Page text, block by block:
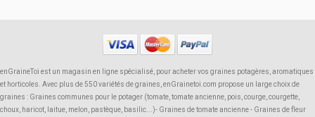
enGraineToi est un magasin en ligne spécialisé, pour acheter vos graines potagères, aromatiques
et horticoles. Avec plus de 550 variétés de graines, enGrainetoi.com propose un large choix de
graines : Graines communes pour le potager (tomate, tomate ancienne, pois, courge, courgette,
choux, haricot, laitue, melon, pastèque, basilic...)- Graines de tomate ancienne - Graines de fleur